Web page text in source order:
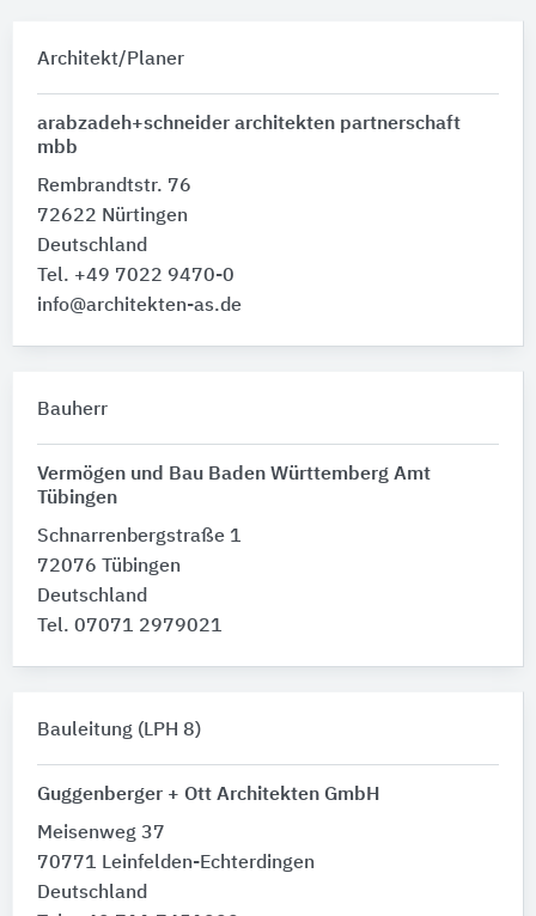
Architekt/Planer
arabzadeh+schneider architekten partnerschaft
mbb
Rembrandtstr. 76
72622 Nürtingen
Deutschland
Tel. +49 7022 9470-0
info@architekten-as.de
Bauherr
Vermögen und Bau Baden Württemberg Amt
Tübingen
Schnarrenbergstraße 1
72076 Tübingen
Deutschland
Tel. 07071 2979021
Bauleitung (LPH 8)
Guggenberger + Ott Architekten GmbH
Meisenweg 37
70771 Leinfelden-Echterdingen
Deutschland